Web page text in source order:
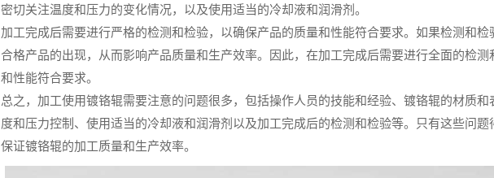
密切关注温度和压力的变化情况，以及使用适当的冷却液和润滑剂。
加工完成后需要进行严格的检测和检验，以确保产品的质量和性能符合要求。如果检测和检
合格产品的出现，从而影响产品质量和生产效率。因此，在加工完成后需要进行全面的检
和性能符合要求。
总之，加工使用镀铬辊需要注意的问题很多，包括操作人员的技能和经验、镀铬辊的材质
度和压力控制、使用适当的冷却液和润滑剂以及加工完成后的检测和检验等。只有这些问
保证镀铬辊的加工质量和生产效率。